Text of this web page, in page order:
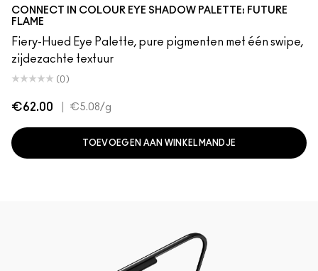
CONNECT IN COLOUR EYE SHADOW PALETTE: FUTURE
FLAME
Fiery-Hued Eye Palette, pure pigmenten met één swipe,
zijdezachte textuur
(0)
€62.00 €5.08/g
TOEVOEGEN AAN WINKELMANDJE